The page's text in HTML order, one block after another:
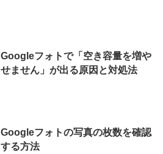
Googleフォトで「空き容量を増や
せません」が出る原因と対処法
Googleフォトの写真の枚数を確認
する方法